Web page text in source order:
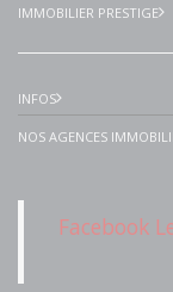
IMMOBILIER PRESTIGE
INFOS
NOS AGENCES
Facebook